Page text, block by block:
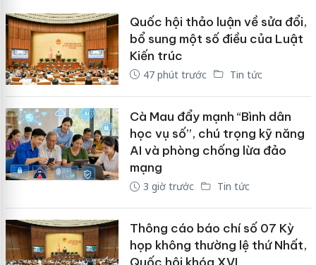
Quốc hội thảo luận về sửa đổi,
bổ sung một số điều của Luật
Kiến trúc
47 phút trước Tin tức
Cà Mau đẩy mạnh “Bình dân
học vụ số”, chú trọng kỹ năng
AI và phòng chống lừa đảo
mạng
3 giờ trước Tin tức
Thông cáo báo chí số 07 Kỳ
họp không thường lệ thứ Nhất,